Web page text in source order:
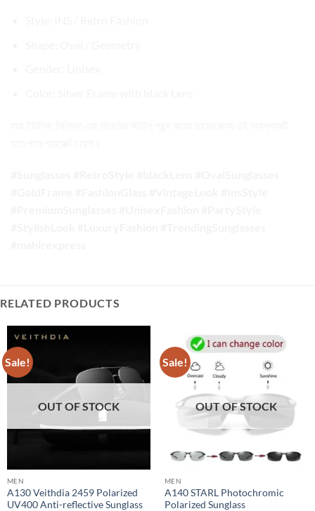
RELATED PRODUCTS
Sale!
OUT OF STOCK
MEN
A130 Veithdia 2459 Polarized
UV400 Anti-reflective Sunglass
Sale!
OUT OF STOCK
MEN
A140 STARL Photochromic
Polarized Sunglass